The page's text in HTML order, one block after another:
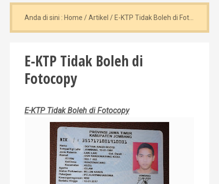
Anda di sini : Home /Artikel / E-KTP Tidak Boleh di Fotocopy
E-KTP Tidak Boleh di
Fotocopy
E-KTP Tidak Boleh di Fotocopy